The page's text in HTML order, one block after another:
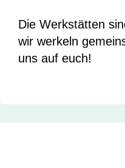
Die Werkstätten
wir werkeln
uns auf euch!